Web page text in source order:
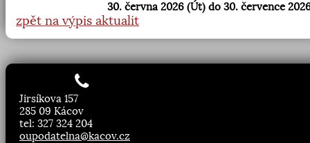
30. června 2026 (Út) do 30. července
zpět na výpis aktualit
Jirsíkova 157
285 09 Kácov
tel: 327 324 204
oupodatelna@kacov.cz